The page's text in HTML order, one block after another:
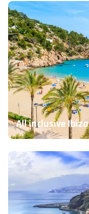
All inclusive Ibiza